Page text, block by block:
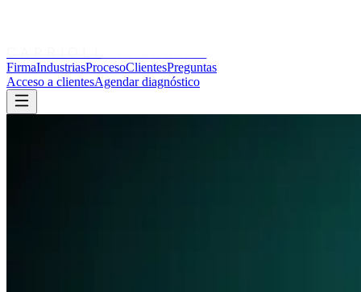
FirmaIndustriasProcesoClientesPreguntas
Acceso a clientesAgendar diagnóstico